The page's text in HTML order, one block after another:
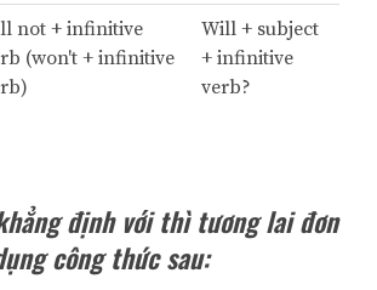
not + infinitive
(won't + infinitive
Will + subject
+ infinitive
verb?
định với thì tương lai đơn
công thức sau: